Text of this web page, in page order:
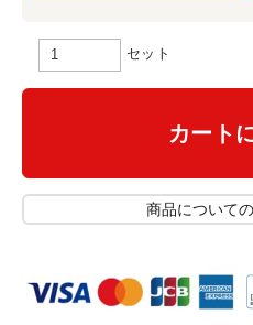
セット
カート
商品について